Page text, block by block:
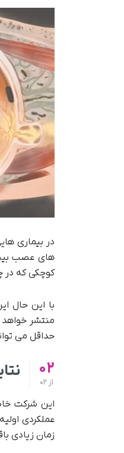
های عصب
کوچکی که در
با این حال
منتشر
حداقل می
02
از
عملکردی
زمان زیادی